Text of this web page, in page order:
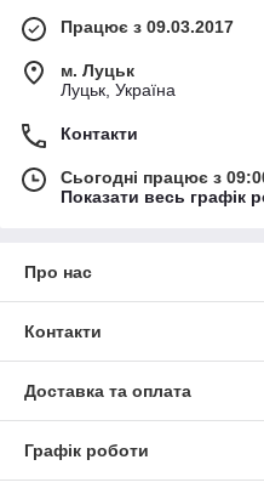
Працює з 09.03.2017
м. Луцьк
Луцьк, Україна
Контакти
Сьогодні працює з
Показати весь графік
Про нас
Контакти
Доставка та оплата
Графік роботи